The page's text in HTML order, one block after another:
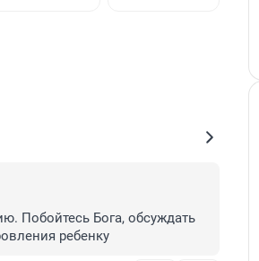
Побойтесь Бога, обсуждать
ребенку